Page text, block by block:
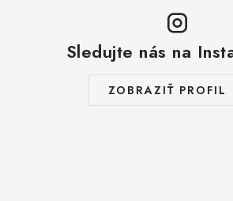
Sledujte nás na
ZOBRAZIŤ PROFIL